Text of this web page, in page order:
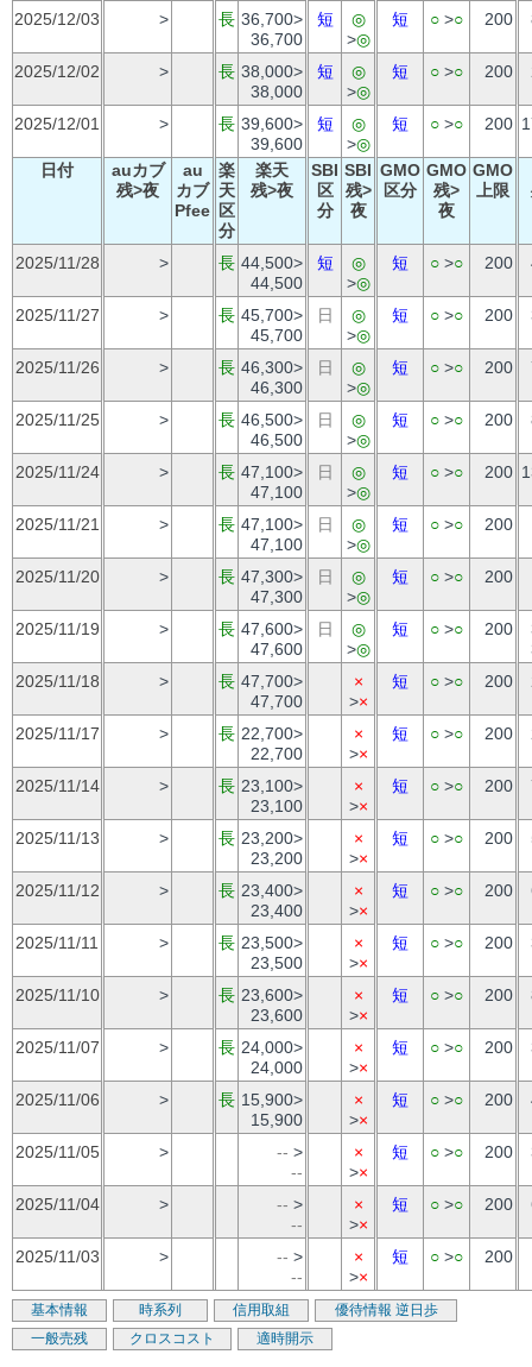
2025/12/03 > 長 36,700>
36,700
短
◎
>◎
短 ○ >○ 200
2025/12/02
> 長 38,000>
38,000
短
◎
>◎
短 ○ >○ 200
2025/12/01 > 長 39,600>
39,600
短
◎
>◎
短 ○ >○ 200
日付
auカブ
残>夜
au
カブ
Pfee
楽
天
区
分
楽天
残>夜
SBI
区
分
SBI
残>
夜
GMO
区分
GMO
残>
夜
GMO
上限
2025/11/28 > 長 44,500>
44,500
短
◎
>◎
短 ○ >○ 200
2025/11/27
> 長 45,700>
45,700
日
◎
>◎
短 ○ >○ 200
2025/11/26 > 長 46,300>
46,300
日
◎
>◎
短 ○ >○ 200
2025/11/25 > 長 46,500>
46,500
日
◎
>◎
短 ○ >○ 200
2025/11/24 > 長 47,100>
47,100
日
◎
>◎
短 ○ >○ 200
2025/11/21
> 長 47,100>
47,100
日
◎
>◎
短 ○ >○ 200
2025/11/20
> 長 47,300>
47,300
日
◎
>◎
短 ○ >○ 200
2025/11/19 > 長 47,600>
47,600
日
◎
>◎
短 ○ >○ 200
2025/11/18
> 長 47,700>
47,700
×
>×
短 ○ >○ 200
2025/11/17 > 長 22,700>
22,700
×
>×
短 ○ >○ 200
2025/11/14 > 長 23,100>
23,100
×
>×
短 ○ >○ 200
2025/11/13
> 長 23,200>
23,200
×
>×
短 ○ >○ 200
2025/11/12 > 長 23,400>
23,400
×
>×
短 ○ >○ 200
2025/11/11
> 長 23,500>
23,500
×
>×
短 ○ >○ 200
2025/11/10 > 長 23,600>
23,600
×
>×
短 ○ >○ 200
2025/11/07 > 長 24,000>
24,000
×
>×
短 ○ >○ 200
2025/11/06 > 長 15,900>
15,900
×
>×
短 ○ >○ 200
2025/11/05 > -- >
--
×
>×
短 ○ >○ 200
2025/11/04 > -- >
--
×
>×
短 ○ >○ 200
2025/11/03 > -- >
--
×
>×
短 ○ >○ 200
基本情報 時系列 信用取組 優待情報 逆日歩
一般売残
クロスコスト 適時開示